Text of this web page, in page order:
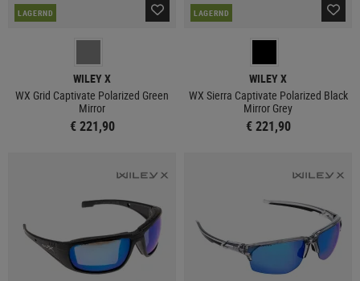
LAGERND
WILEY X
WX Grid Captivate Polarized Green
Mirror
€ 221,90
LAGERND
WILEY X
WX Sierra Captivate Polarized Black
Mirror Grey
€ 221,90